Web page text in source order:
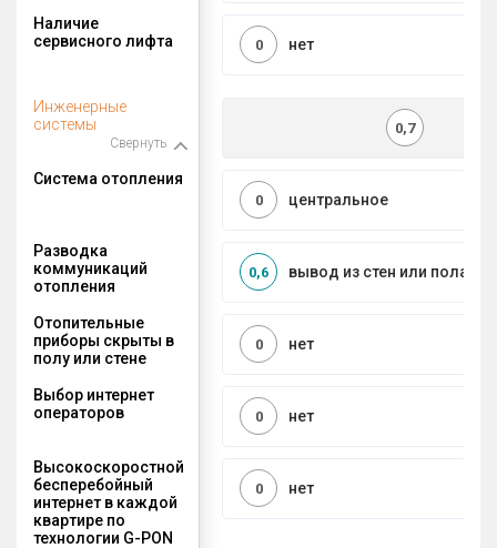
Наличие
сервисного лифта
нет
0
Инженерные
системы
Свернуть
0,7
Система отопления
центральное
0
Разводка
коммуникаций
отопления
вывод из стен или пола
0,6
Отопительные
приборы скрыты в
полу или стене
нет
0
Выбор интернет
операторов
нет
0
Высокоскоростной
бесперебойный
интернет в каждой
квартире по
технологии G-PON
нет
0